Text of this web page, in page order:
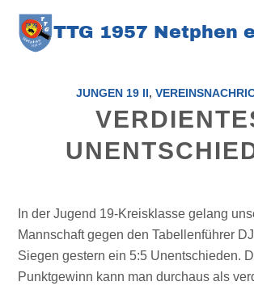
TTG 1957 Netphen
JUNGEN 19 II,
In der Jugend 19-Kreisklasse gelang
Mannschaft gegen den Tabellenführer
Siegen gestern ein 5:5 Unentschieden.
Punktgewinn kann man durchaus als